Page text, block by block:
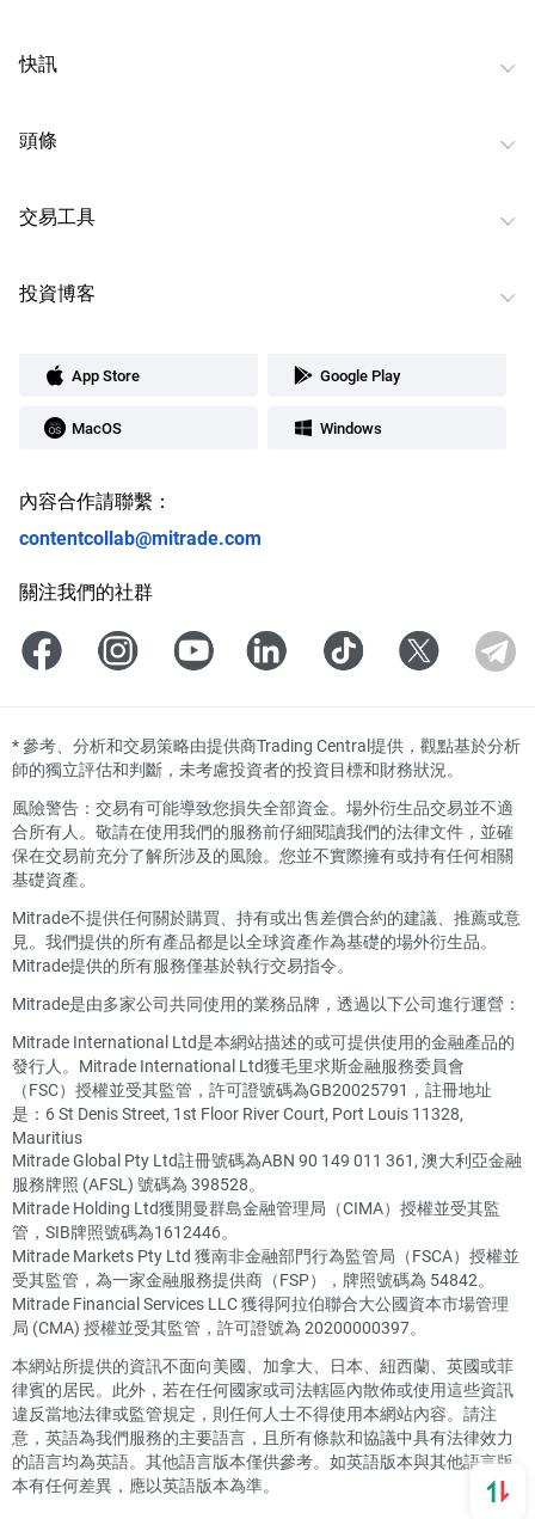
快訊
頭條
交易工具
投資博客
App Store Google Play
MacOS Windows
內容合作請聯繫：
contentcollab@mitrade.com
關注我們的社群
*參考、分析和交易策略由提供商Trading Central提供，觀點基於分析
師的獨立評估和判斷，未考慮投資者的投資目標和財務狀況。
風險警告：交易有可能導致您損失全部資金。場外衍生品交易並不適
合所有人。敬請在使用我們的服務前仔細閱讀我們的法律文件，並確
保在交易前充分了解所涉及的風險。您並不實際擁有或持有任何相關
基礎資產。
Mitrade不提供任何關於購買、持有或出售差價合約的建議、推薦或意
見。我們提供的所有產品都是以全球資產作為基礎的場外衍生品。
Mitrade提供的所有服務僅基於執行交易指令。
Mitrade是由多家公司共同使用的業務品牌，透過以下公司進行運營：
Mitrade International Ltd是本網站描述的或可提供使用的金融產品的
發行人。Mitrade International Ltd獲毛里求斯金融服務委員會
（FSC）授權並受其監管，許可證號碼為GB20025791，註冊地址
是：6 St Denis Street, 1st Floor River Court, Port Louis 11328,
Mauritius
Mitrade Global Pty Ltd註冊號碼為ABN 90 149 011 361, 澳大利亞金融
服務牌照 (AFSL) 號碼為 398528。
Mitrade Holding Ltd獲開曼群島金融管理局（CIMA）授權並受其監
管，SIB牌照號碼為1612446。
Mitrade Markets Pty Ltd 獲南非金融部門行為監管局（FSCA）授權並
受其監管，為一家金融服務提供商（FSP），牌照號碼為 54842。
Mitrade Financial Services LLC 獲得阿拉伯聯合大公國資本市場管理
局 (CMA) 授權並受其監管，許可證號為 20200000397。
本網站所提供的資訊不面向美國、加拿大、日本、紐西蘭、英國或菲
律賓的居民。此外，若在任何國家或司法轄區內散佈或使用這些資訊
違反當地法律或監管規定，則任何人士不得使用本網站內容。請注
意，英語為我們服務的主要語言，且所有條款和協議中具有法律效力
的語言均為英語。其他語言版本僅供參考。如英語版本與其他語言版
本有任何差異，應以英語版本為準。